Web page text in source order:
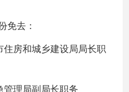
免去：
房和城乡建设局局长职
理局副局长职务